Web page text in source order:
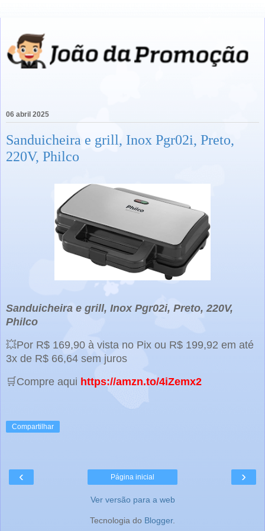
06 abril 2025
Sanduicheira e grill, Inox Pgr02i, Preto,
220V, Philco
Sanduicheira e grill, Inox Pgr02i, Preto, 220V,
Philco
💥Por R$ 169,90 à vista no Pix ou R$ 199,92 em até
3x de R$ 66,64 sem juros
🛒Compre aqui https://amzn.to/4iZemx2
Compartilhar
‹ ›
Página inicial
Ver versão para a web
Tecnologia do Blogger.